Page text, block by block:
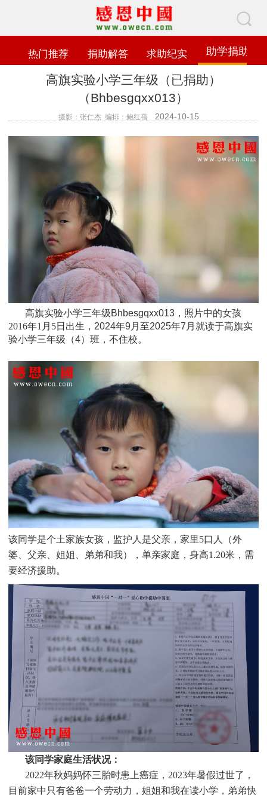
热门推荐 捐助解答 求助纪实 助学捐助
高旗实验小学三年级（已捐助）
（Bhbesgqxx013）
摄影：张仁杰 编排：鲍红蓓 2024-10-15
高旗实验小学三年级Bhbesgqxx013，照片中的女孩
2016年1月5日 出生， 2024年9月至2025年7月就读于高旗实
验小学三年级 （4）班 ，不住校。
该同学是个土家族女孩，监护人是父亲，家里5口人（外
婆、父亲、姐姐、弟弟和我），单亲家庭，身高1.20米，需
要经济援助。
该同学家庭生活状况：
2022年秋妈妈怀三胎时患上癌症，2023年暑假过世了，
目前家中只有爸爸一个劳动力，姐姐和我在读小学，弟弟快